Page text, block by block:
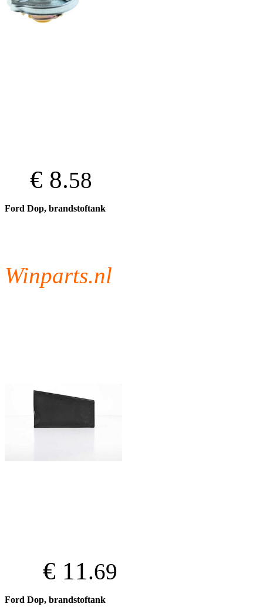
€ 8.58
Ford Dop, brandstoftank
Winparts.nl
€ 11.69
Ford Dop, brandstoftank